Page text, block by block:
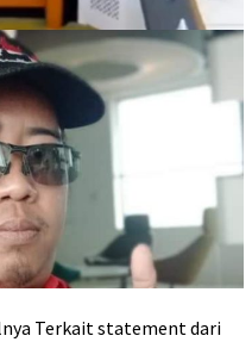
Terkait statement dari